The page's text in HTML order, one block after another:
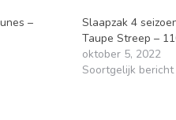
–
Slaapzak 4
Taupe Streep –
oktober 5, 2022
Soortgelijk bericht